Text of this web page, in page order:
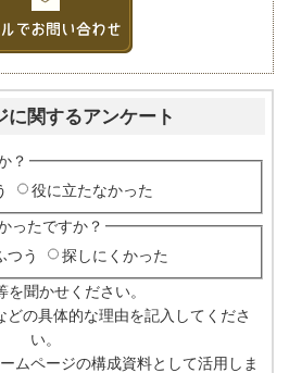
に関するアンケート
？
役に立たなかった
ったですか？
つう 探しにくかった
聞かせください。
の具体的な理由を記入してくださ
い。
ムページの構成資料として活用しま